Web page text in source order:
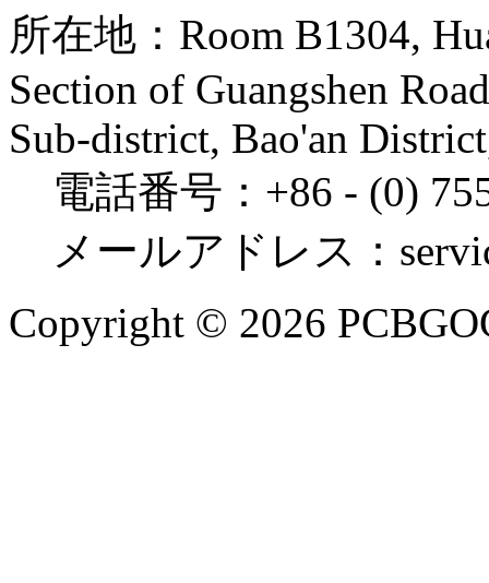
所在地：Room B1304,
Section of Guangshen
Sub-district, Bao'an
電話番号：+86 - (0)
メールアドレス：
Copyright © 2026